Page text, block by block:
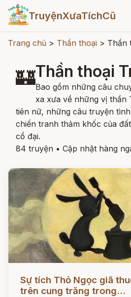
TruyệnXưaTíchCũ
Trang chủ > Thần thoại > Thần
🏰Thần thoại
Bao gồm những câu
xa xưa về những vị thần
tiên nữ, những câu truyện
chiến tranh thảm khốc của
cổ đại.
84 truyện • Cập nhật hàng
Sự tích Thỏ Ngọc giã
trên cung trăng trong...